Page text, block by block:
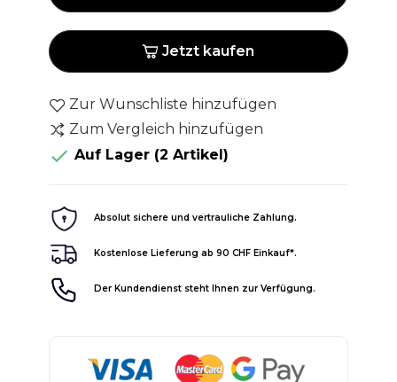
Jetzt kaufen
Zur Wunschliste hinzufügen
Zum Vergleich hinzufügen
 Auf Lager (2 Artikel)
Absolut sichere und vertrauliche Zahlung.
Kostenlose Lieferung ab 90 CHF Einkauf*.
Der Kundendienst steht Ihnen zur Verfügung.